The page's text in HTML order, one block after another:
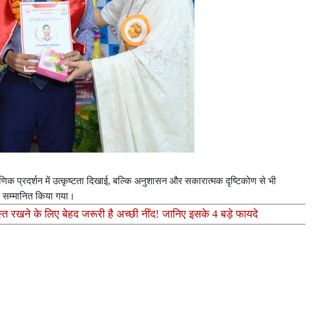
प्रदर्शन में उत्कृष्टता दिखाई, बल्कि अनुशासन और सकारात्मक दृष्टिकोण से भी
किया गया।
रखने के लिए बेहद जरूरी है अच्छी नींद! जानिए इसके 4 बड़े फायदे